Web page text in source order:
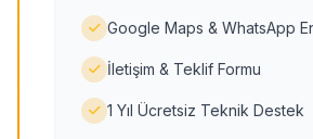
Google Maps & WhatsApp
İletişim & Teklif Formu
1 Yıl Ücretsiz Teknik Destek